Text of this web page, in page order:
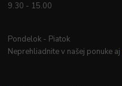
9.30 - 15.00
Pondelok - Piatok
Neprehliadnite v našej ponuke aj